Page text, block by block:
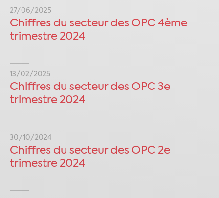
27/06/2025
Chiffres du secteur des OPC 4ème
trimestre 2024
13/02/2025
Chiffres du secteur des OPC 3e
trimestre 2024
30/10/2024
Chiffres du secteur des OPC 2e
trimestre 2024